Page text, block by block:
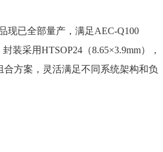
现已全部量产，满足AEC-Q100
装采用HTSOP24（8.65×3.9mm），
方案，灵活满足不同系统架构和负